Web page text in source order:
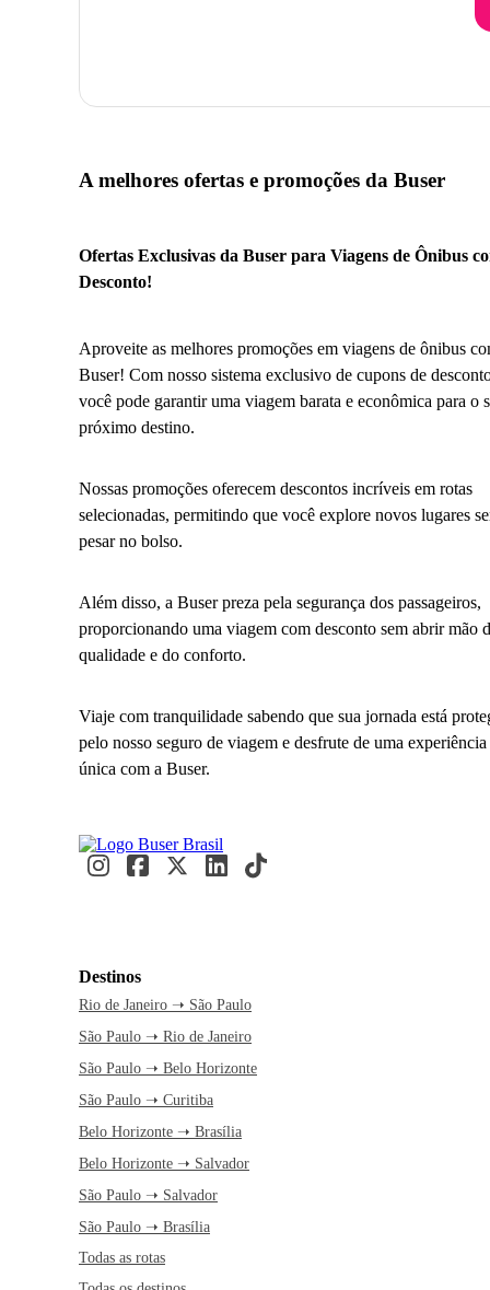
A melhores ofertas e promoções da Buser
Ofertas Exclusivas da Buser para Viagens de Ônibus
Desconto!
Aproveite as melhores promoções em viagens de ônibus
Buser! Com nosso sistema exclusivo de cupons de
você pode garantir uma viagem barata e econômica para o
próximo destino.
Nossas promoções oferecem descontos incríveis em rotas
selecionadas, permitindo que você explore novos lugares
pesar no bolso.
Além disso, a Buser preza pela segurança dos passageiros,
proporcionando uma viagem com desconto sem abrir mão
qualidade e do conforto.
Viaje com tranquilidade sabendo que sua jornada está
pelo nosso seguro de viagem e desfrute de uma experiência
única com a Buser.
Destinos
Rio de Janeiro ➝ São Paulo
São Paulo ➝ Rio de Janeiro
São Paulo ➝ Belo Horizonte
São Paulo ➝ Curitiba
Belo Horizonte ➝ Brasília
Belo Horizonte ➝ Salvador
São Paulo ➝ Salvador
São Paulo ➝ Brasília
Todas as rotas